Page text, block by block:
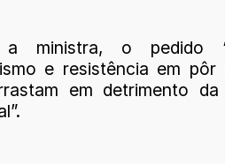
a ministra, o pedido
e resistência em
em detrimento